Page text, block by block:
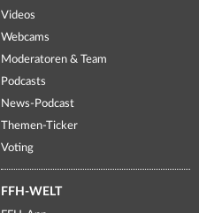
Videos
Webcams
Moderatoren & Team
Podcasts
News-Podcast
Themen-Ticker
Voting
FFH-WELT